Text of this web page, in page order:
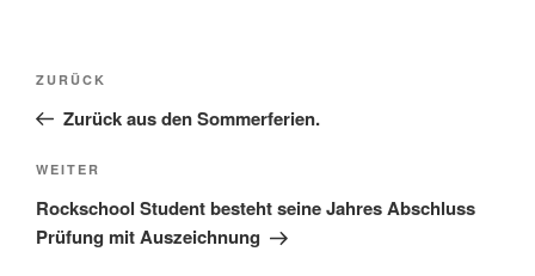
Beitragsnavigation
Vorheriger
Beitrag
ZURÜCK
Zurück aus den Sommerferien.
Nächster
Beitrag
WEITER
Rockschool Student besteht seine Jahres Abschluss
Prüfung mit Auszeichnung